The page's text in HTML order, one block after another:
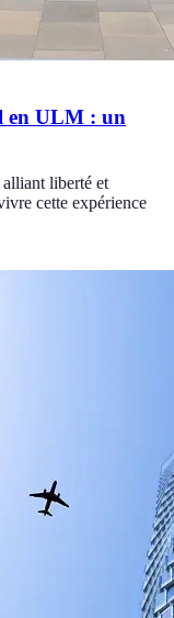
en ULM : un
liberté et
cette expérience